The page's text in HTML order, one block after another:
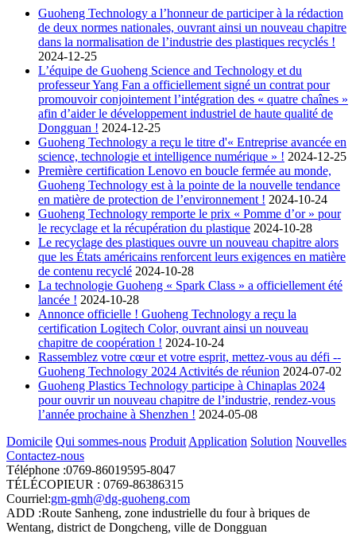
Guoheng Technology a l’honneur de participer à la rédaction
de deux normes nationales, ouvrant ainsi un nouveau chapitre
dans la normalisation de l’industrie des plastiques recyclés !
2024-12-25
L’équipe de Guoheng Science and Technology et du
professeur Yang Fan a officiellement signé un contrat pour
promouvoir conjointement l’intégration des « quatre chaînes »
afin d’aider le développement industriel de haute qualité de
Dongguan ! 2024-12-25
Guoheng Technology a reçu le titre d'« Entreprise avancée en
science, technologie et intelligence numérique » ! 2024-12-25
Première certification Lenovo en boucle fermée au monde,
Guoheng Technology est à la pointe de la nouvelle tendance
en matière de protection de l’environnement ! 2024-10-24
Guoheng Technology remporte le prix « Pomme d’or » pour
le recyclage et la récupération du plastique 2024-10-28
Le recyclage des plastiques ouvre un nouveau chapitre alors
que les États américains renforcent leurs exigences en matière
de contenu recyclé 2024-10-28
La technologie Guoheng « Spark Class » a officiellement été
lancée ! 2024-10-28
Annonce officielle ! Guoheng Technology a reçu la
certification Logitech Color, ouvrant ainsi un nouveau
chapitre de coopération ! 2024-10-24
Rassemblez votre cœur et votre esprit, mettez-vous au défi --
Guoheng Technology 2024 Activités de réunion 2024-07-02
Guoheng Plastics Technology participe à Chinaplas 2024
pour ouvrir un nouveau chapitre de l’industrie, rendez-vous
l’année prochaine à Shenzhen ! 2024-05-08
Domicile Qui sommes-nous Produit Application Solution Nouvelles
Contactez-nous
Téléphone :0769-86019595-8047
TÉLÉCOPIEUR : 0769-86386315
Courriel:gm-gmh@dg-guoheng.com
ADD :Route Sanheng, zone industrielle du four à briques de
Wentang, district de Dongcheng, ville de Dongguan